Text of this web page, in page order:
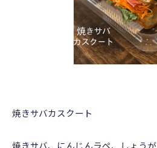
焼きサバカスクート